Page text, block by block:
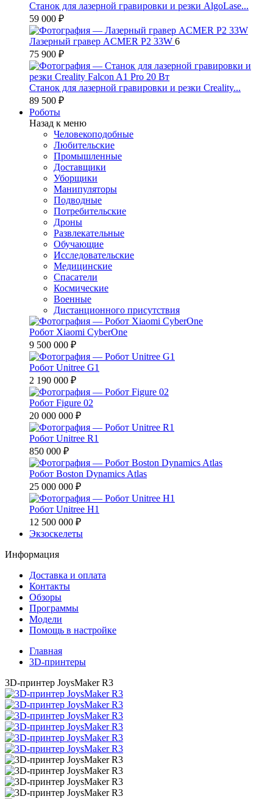
Станок для лазерной гравировки и резки AlgoLase...
59 000 ₽
Лазерный гравер ACMER P2 33W 6
75 900 ₽
Станок для лазерной гравировки и резки Creality...
89 500 ₽
Роботы
Назад к меню
Человекоподобные
Любительские
Промышленные
Доставщики
Уборщики
Манипуляторы
Подводные
Потребительские
Дроны
Развлекательные
Обучающие
Исследовательские
Медицинские
Спасатели
Космические
Военные
Дистанционного присутствия
Робот Xiaomi CyberOne
9 500 000 ₽
Робот Unitree G1
2 190 000 ₽
Робот Figure 02
20 000 000 ₽
Робот Unitree R1
850 000 ₽
Робот Boston Dynamics Atlas
25 000 000 ₽
Робот Unitree H1
12 500 000 ₽
Экзоскелеты
Информация
Доставка и оплата
Контакты
Обзоры
Программы
Модели
Помощь в настройке
Главная
3D-принтеры
3D-принтер JoysMaker R3